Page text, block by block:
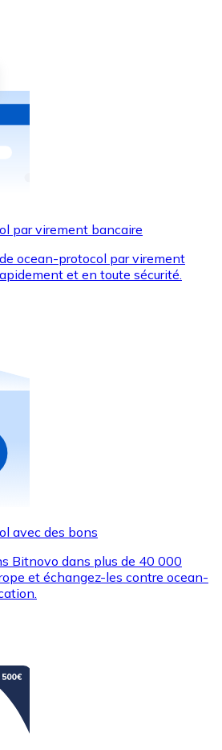
en espèces et d'autres
Visa et Mastercard pour acheter
cadeaux de vos marques
de cartes-cadeaux
par virement bancaire
ocean-protocol par virement
et en toute sécurité.
avec des bons
Bitnovo dans plus de 40 000
et échangez-les contre ocean-